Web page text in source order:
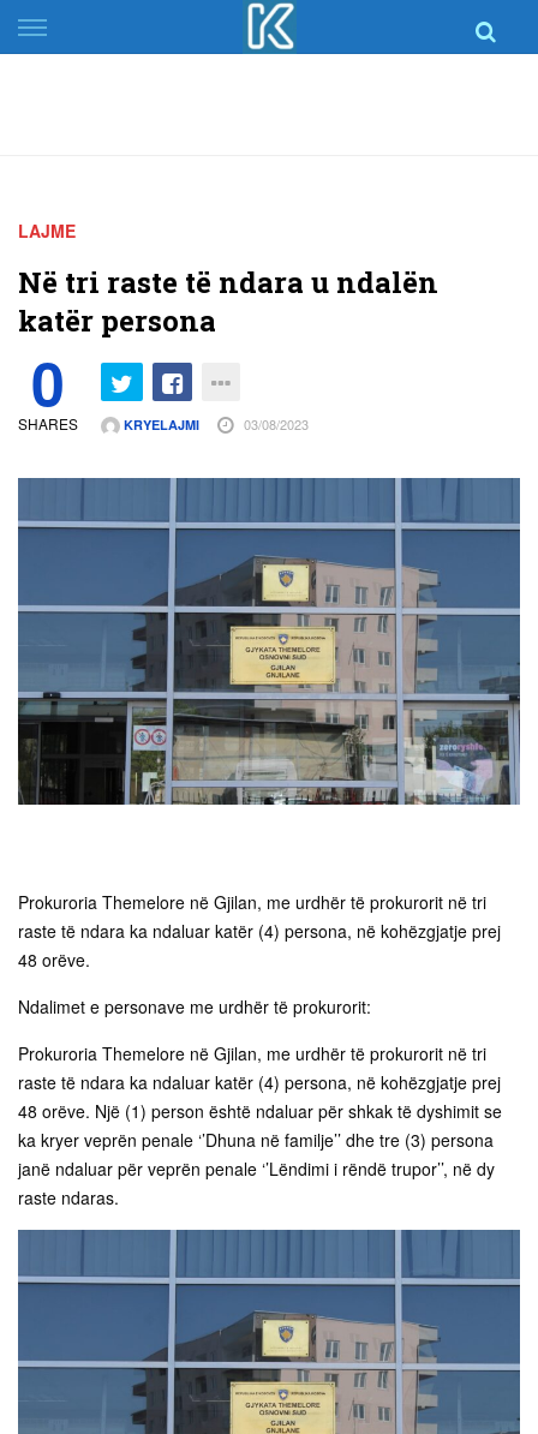
Skip
to
LAJME
Në tri raste të ndara u ndalën
katër persona
0
SHARES KRYELAJMI 03/08/2023
Prokuroria Themelore në Gjilan, me urdhër të prokurorit në tri
raste të ndara ka ndaluar katër (4) persona, në kohëzgjatje prej
48 orëve.
Ndalimet e personave me urdhër të prokurorit:
Prokuroria Themelore në Gjilan, me urdhër të prokurorit në tri
raste të ndara ka ndaluar katër (4) persona, në kohëzgjatje prej
48 orëve. Një (1) person është ndaluar për shkak të dyshimit se
ka kryer veprën penale ‘’Dhuna në familje’’ dhe tre (3) persona
janë ndaluar për veprën penale ‘’Lëndimi i rëndë trupor’’, në dy
raste ndaras.